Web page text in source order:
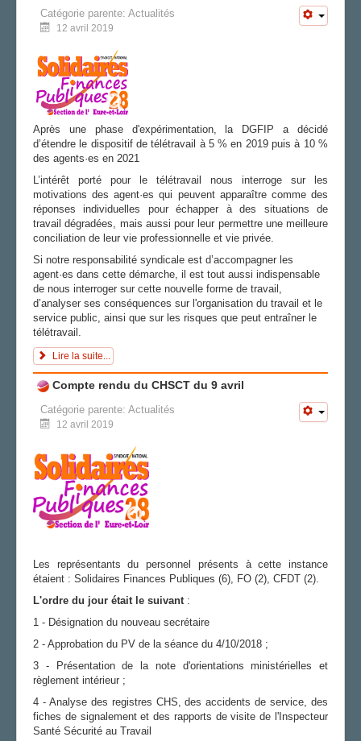
Catégorie parente: Actualités
12 avril 2019
Après une phase d'expérimentation, la DGFIP a décidé
d’étendre le dispositif de télétravail à 5 % en 2019 puis à 10 %
des agents·es en 2021
L’intérêt porté pour le télétravail nous interroge sur les
motivations des agent·es qui peuvent apparaître comme des
réponses individuelles pour échapper à des situations de
travail dégradées, mais aussi pour leur permettre une meilleure
conciliation de leur vie professionnelle et vie privée.
Si notre responsabilité syndicale est d’accompagner les
agent·es dans cette démarche, il est tout aussi indispensable
de nous interroger sur cette nouvelle forme de travail,
d’analyser ses conséquences sur l'organisation du travail et le
service public, ainsi que sur les risques que peut entraîner le
télétravail.
Lire la suite...
Compte rendu du CHSCT du 9 avril
Catégorie parente: Actualités
12 avril 2019
Les représentants du personnel présents à cette instance
étaient : Solidaires Finances Publiques (6), FO (2), CFDT (2).
L'ordre du jour était le suivant:
1 - Désignation du nouveau secrétaire
2 - Approbation du PV de la séance du 4/10/2018 ;
3 - Présentation de la note d'orientations ministérielles et
règlement intérieur ;
4 - Analyse des registres CHS, des accidents de service, des
fiches de signalement et des rapports de visite de l'Inspecteur
Santé Sécurité au Travail